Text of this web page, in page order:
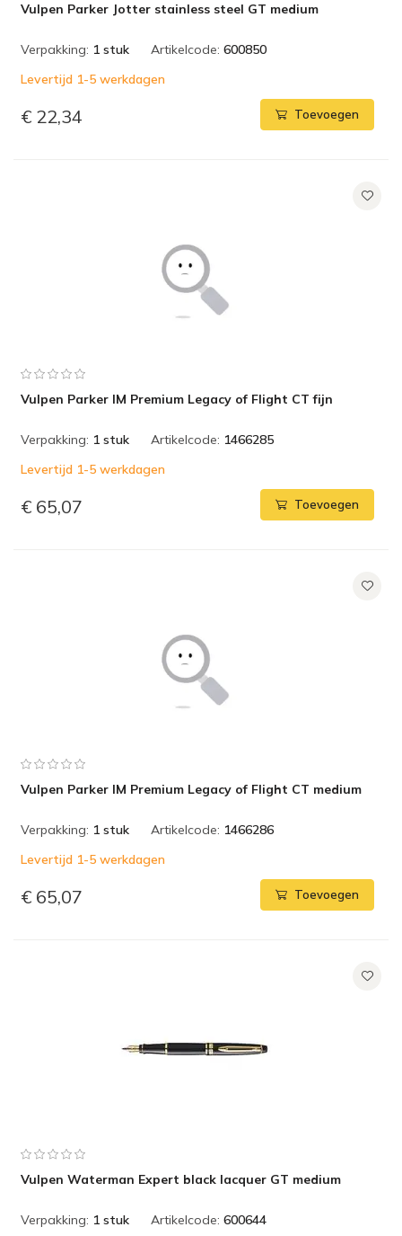
Vulpen Parker Jotter stainless steel GT medium
Verpakking: 1 stuk Artikelcode: 600850
Levertijd 1-5 werkdagen
€ 22,34 Toevoegen
Vulpen Parker IM Premium Legacy of Flight CT fijn
Verpakking: 1 stuk Artikelcode: 1466285
Levertijd 1-5 werkdagen
€ 65,07 Toevoegen
Vulpen Parker IM Premium Legacy of Flight CT medium
Verpakking: 1 stuk Artikelcode: 1466286
Levertijd 1-5 werkdagen
€ 65,07 Toevoegen
Vulpen Waterman Expert black lacquer GT medium
Verpakking: 1 stuk Artikelcode: 600644